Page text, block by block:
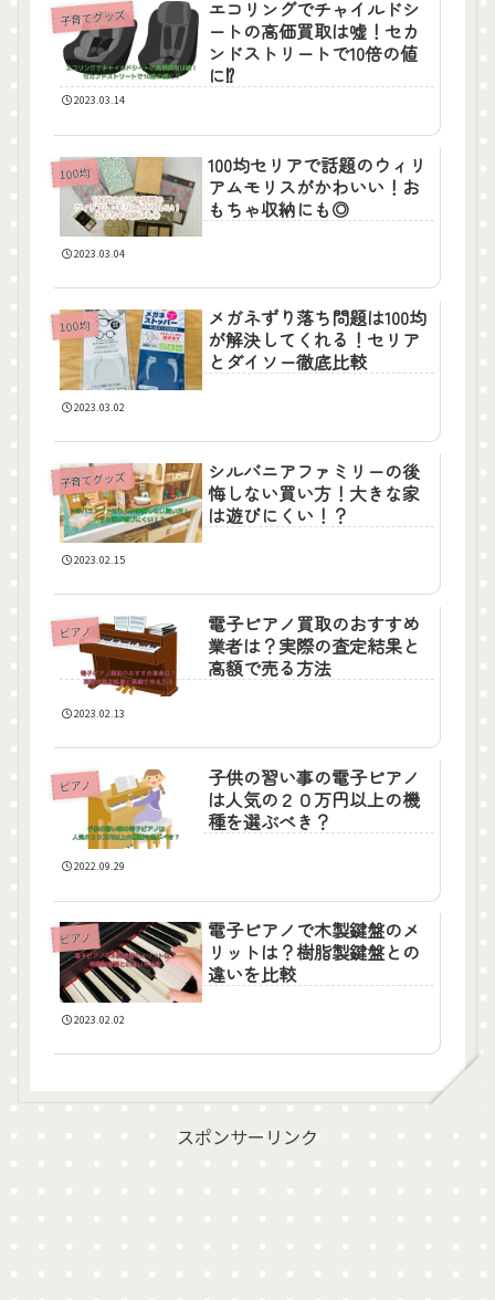
子育てグッズ
エコリングでチャイルドシ
ートの高価買取は嘘！セカ
ンドストリートで10倍の値
に⁉
2023.03.14
100均
100均セリアで話題のウィリ
アムモリスがかわいい！お
もちゃ収納にも◎
2023.03.04
100均
メガネずり落ち問題は100均
が解決してくれる！セリア
とダイソー徹底比較
2023.03.02
子育てグッズ
シルバニアファミリーの後
悔しない買い方！大きな家
は遊びにくい！？
2023.02.15
ピアノ
電子ピアノ買取のおすすめ
業者は？実際の査定結果と
高額で売る方法
2023.02.13
ピアノ
子供の習い事の電子ピアノ
は人気の２０万円以上の機
種を選ぶべき？
2022.09.29
ピアノ
電子ピアノで木製鍵盤のメ
リットは？樹脂製鍵盤との
違いを比較
2023.02.02
スポンサーリンク